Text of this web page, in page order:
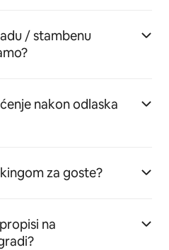
/ stambenu
nakon odlaska
za goste?
na